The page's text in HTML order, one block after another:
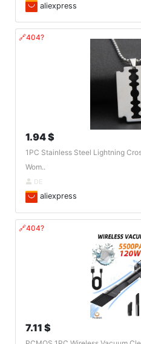
aliexpress
🔗404?
1.94 $
1PC Stainless Steel Lightning
Wom..
DE
aliexpress
🔗404?
7.11 $